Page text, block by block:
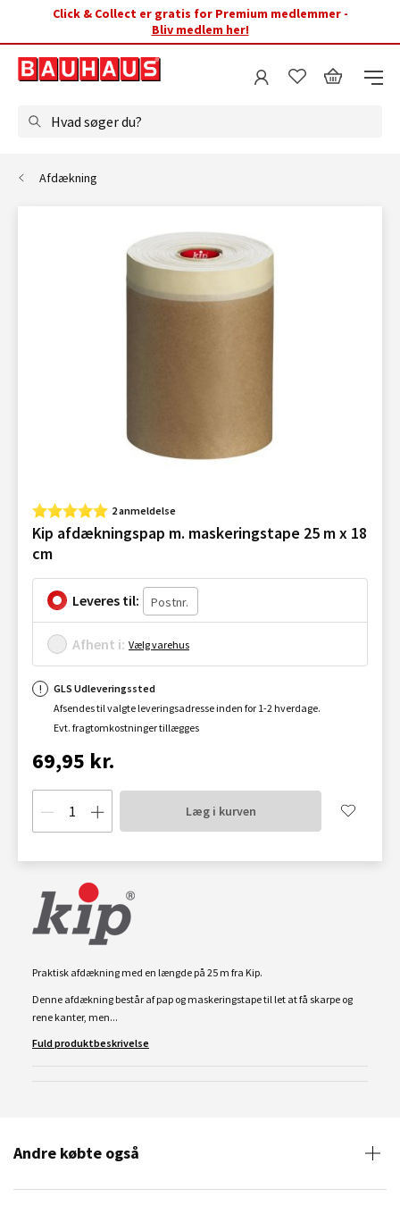
Click & Collect er gratis for Premium medlemmer -
Bliv medlem her!
Hvad søger du?
Afdækning
2 anmeldelse
Kip afdækningspap m. maskeringstape 25 m x 18
cm
Leveres til:
Afhent i: Vælg varehus
GLS Udleveringssted
Afsendes til valgte leveringsadresse inden for 1-2 hverdage.
Evt. fragtomkostninger tillægges
69,95 kr.
Læg i kurven
Praktisk afdækning med en længde på 25 m fra Kip.
Denne afdækning består af pap og maskeringstape til let at få skarpe og
rene kanter, men...
Fuld produktbeskrivelse
Andre købte også